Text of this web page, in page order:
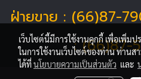
ฝ่ายขาย : (66)87-
: (66)87-
เว็บไซต์นี้มีการใช้งานคุกกี้ เพื่อเพิ่
ในการใช้งานเว็บไซต์ของท่าน ท่านส
ได้ที่นโยบายความเป็นส่วนตัว และ